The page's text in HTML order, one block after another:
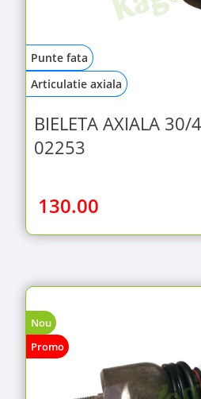
Punte fata
Articulatie axiala
BIELETA AXIALA
02253
130.00
Nou
Promo